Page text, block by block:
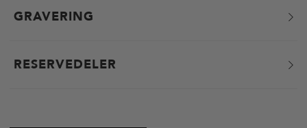
GRAVERING
RESERVEDELER